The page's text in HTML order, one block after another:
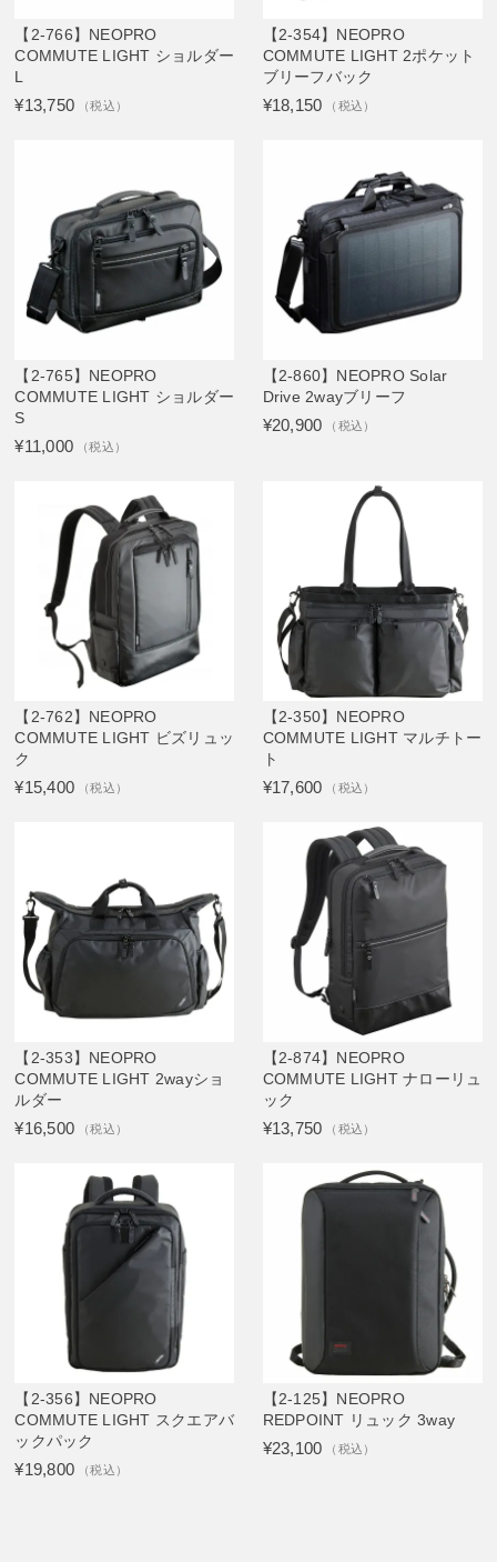
【2-766】NEOPRO
COMMUTE LIGHT ショルダー
L
¥13,750 （税込）
【2-354】NEOPRO
COMMUTE LIGHT 2ポケット
ブリーフバック
¥18,150 （税込）
【2-765】NEOPRO
COMMUTE LIGHT ショルダー
S
¥11,000 （税込）
【2-860】NEOPRO Solar
Drive 2wayブリーフ
¥20,900 （税込）
【2-762】NEOPRO
COMMUTE LIGHT ビズリュッ
ク
¥15,400 （税込）
【2-350】NEOPRO
COMMUTE LIGHT マルチトー
ト
¥17,600 （税込）
【2-353】NEOPRO
COMMUTE LIGHT 2wayショ
ルダー
¥16,500 （税込）
【2-874】NEOPRO
COMMUTE LIGHT ナローリュ
ック
¥13,750 （税込）
【2-356】NEOPRO
COMMUTE LIGHT スクエアバ
ックパック
¥19,800 （税込）
【2-125】NEOPRO
REDPOINT リュック 3way
¥23,100 （税込）